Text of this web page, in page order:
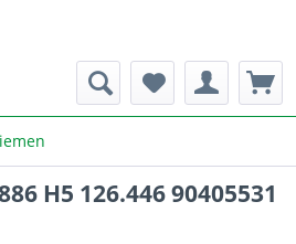
H5 126.446 90405531